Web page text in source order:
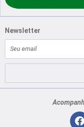
Newsletter
mail